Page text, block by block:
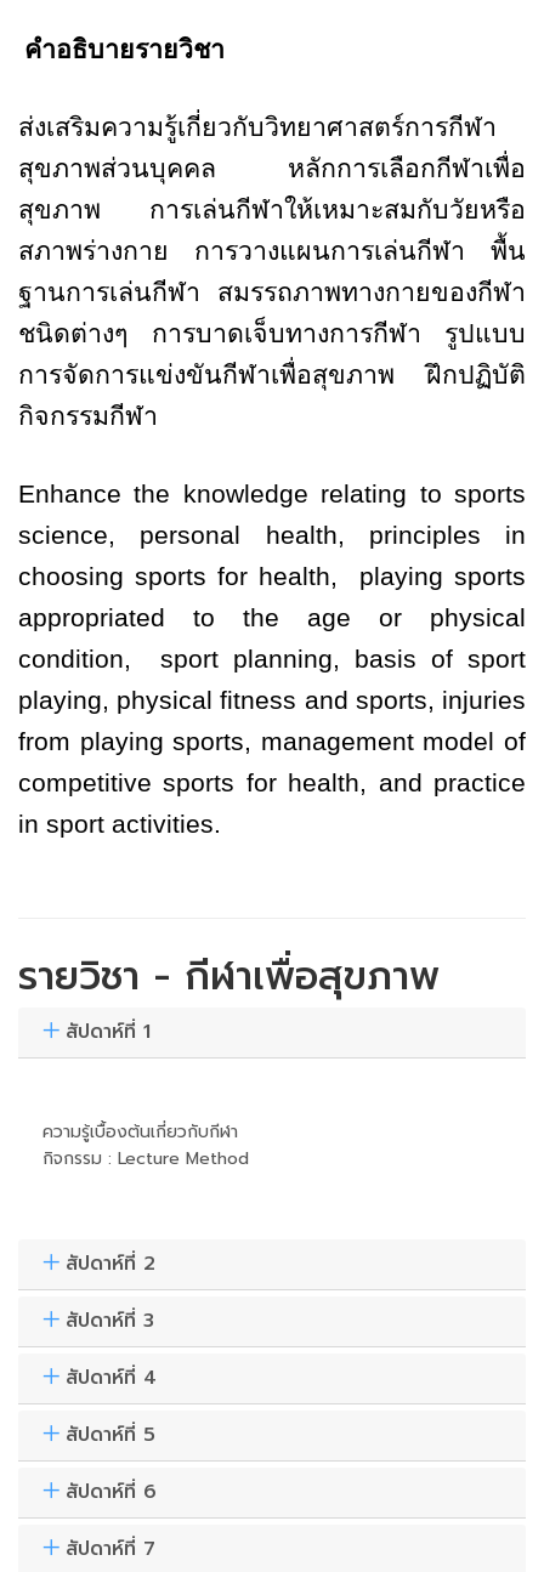
คำอธิบายรายวิชา
ส่งเสริมความรู้เกี่ยวกับวิทยาศาสตร์การกีฬา
สุขภาพส่วนบุคคล หลักการเลือกกีฬาเพื่อ
สุขภาพ การเล่นกีฬาให้เหมาะสมกับวัยหรือ
สภาพร่างกาย การวางแผนการเล่นกีฬา พื้น
ฐานการเล่นกีฬา สมรรถภาพทางกายของกีฬา
ชนิดต่างๆ การบาดเจ็บทางการกีฬา รูปแบบ
การจัดการแข่งขันกีฬาเพื่อสุขภาพ ฝึกปฏิบัติ
กิจกรรมกีฬา
Enhance the knowledge relating to sports
science, personal health, principles in
choosing sports for health, playing sports
appropriated to the age or physical
condition, sport planning, basis of sport
playing, physical fitness and sports, injuries
from playing sports, management model of
competitive sports for health, and practice
in sport activities.
รายวิชา - กีฬาเพื่อสุขภาพ
สัปดาห์ที่ 1
ความรู้เบื้องต้นเกี่ยวกับกีฬา
กิจกรรม : Lecture Method
สัปดาห์ที่ 2
สัปดาห์ที่ 3
สัปดาห์ที่ 4
สัปดาห์ที่ 5
สัปดาห์ที่ 6
สัปดาห์ที่ 7